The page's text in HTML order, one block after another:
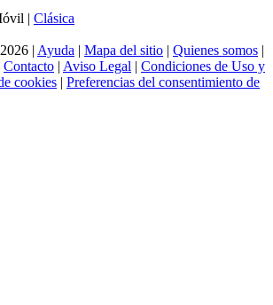
| Clásica
| Ayuda | Mapa del sitio | Quienes somos |
Contacto | Aviso Legal | Condiciones de Uso y
cookies | Preferencias del consentimiento de